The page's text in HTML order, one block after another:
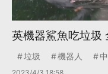
英機器鯊魚吃垃圾
垃圾 機器人